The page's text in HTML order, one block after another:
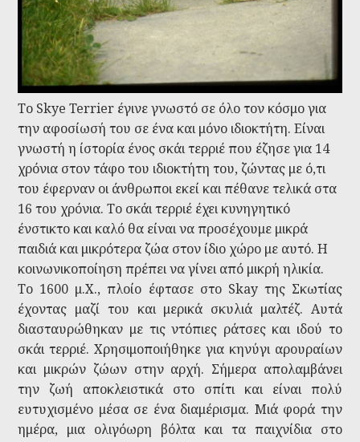
Το Skye Terrier έγινε γνωστό σε όλο τον κόσμο για
την αφοσίωσή του σε ένα και μόνο ιδιοκτήτη. Είναι
γνωστή η ίστορία ένος σκάι τερριέ που έζησε για 14
χρόνια στον τάφο του ιδιοκτήτη του, ζώντας με ό,τι
του έφερναν οι άνθρωποι εκεί και πέθανε τελικά στα
16 του χρόνια. Το σκάι τερριέ έχει κυνηγητικό
ένστικτο και καλό θα είναι να προσέχουμε μικρά
παιδιά και μικρότερα ζώα στον ίδιο χώρο με αυτό. Η
κοινωνικοποίηση πρέπει να γίνει από μικρή ηλικία.
Το 1600 μ.Χ., πλοίο έφτασε στο Skay της Σκωτίας
έχοντας μαζί του και μερικά σκυλιά μαλτέζ. Αυτά
διασταυρώθηκαν με τις ντόπιες ράτσες και ιδού το
σκάι τερριέ. Χρησιμοποιήθηκε για κηνύγι αρουραίων
και μικρών ζώων στην αρχή. Σήμερα απολαμβάνει
την ζωή αποκλειστικά στο σπίτι και είναι πολύ
ευτυχισμένο μέσα σε ένα διαμέρισμα. Μιά φορά την
ημέρα, μια ολιγόωρη βόλτα και τα παιχνίδια στο